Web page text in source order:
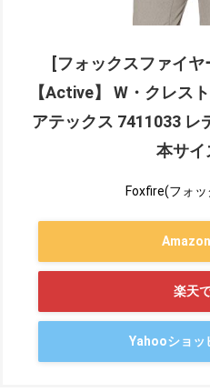
[フォックスファイヤ
【Active】 W・クレス
アテックス 7411033 レ
本サイ
Foxfire(フォ
楽天
Yahooショッ